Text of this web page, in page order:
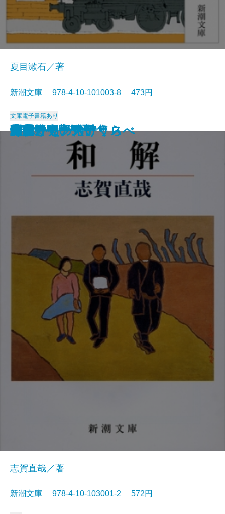
猟銃・闘牛
ヴェルレーヌ詩集
草枕
斜陽
高村光太郎詩集
歌行燈・高野聖
土
真実一路
老妓抄
坊っちゃん
夏目漱石／著
新潮文庫 978-4-10-101003-8 473円
文庫電子書籍あり
和解
志賀直哉／著
新潮文庫 978-4-10-103001-2 572円
ヰタ・セクスアリス
出家とその弟子
にごりえ・たけくらべ
武蔵野
白痴
青年
雁
それから
門